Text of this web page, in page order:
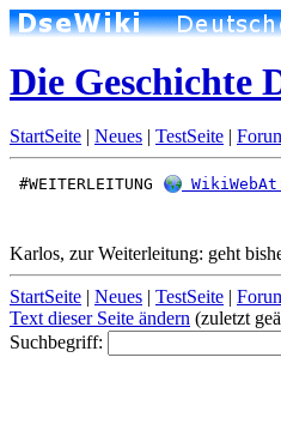
Die Geschichte
StartSeite | Neues | TestSeite |
#WEITERLEITUNG
Karlos, zur Weiterleitung: geht
StartSeite | Neues | TestSeite |
Text dieser Seite ändern (zuletzt
Suchbegriff: